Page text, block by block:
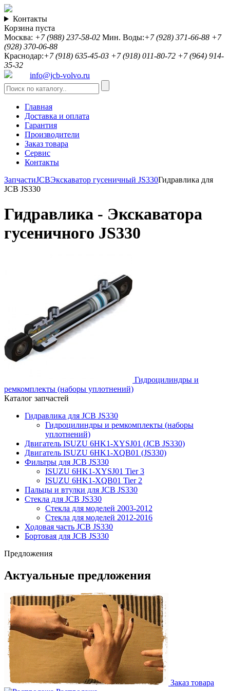
Контакты
Корзина пуста
Москва: +7 (988) 237-58-02 Мин. Воды:+7 (928) 371-66-88 +7
(928) 370-06-88
Краснодар:+7 (918) 635-45-03 +7 (918) 011-80-72 +7 (964) 914-
35-32
info@jcb-volvo.ru
Главная
Доставка и оплата
Гарантия
Производители
Заказ товара
Сервис
Контакты
ЗапчастиJCBЭкскаватор гусеничный JS330Гидравлика для
JCB JS330
Гидравлика - Экскаватора
гусеничного JS330
Гидроцилиндры и
ремкомплекты (наборы уплотнений)
Каталог запчастей
Гидравлика для JCB JS330
Гидроцилиндры и ремкомплекты (наборы
уплотнений)
Двигатель ISUZU 6HK1-XYSJ01 (JCB JS330)
Двигатель ISUZU 6HK1-XQB01 (JS330)
Фильтры для JCB JS330
ISUZU 6HK1-XYSJ01 Tier 3
ISUZU 6HK1-XQB01 Tier 2
Пальцы и втулки для JCB JS330
Стекла для JCB JS330
Стекла для моделей 2003-2012
Стекла для моделей 2012-2016
Ходовая часть JCB JS330
Бортовая для JCB JS330
Предложения
Актуальные предложения
Заказ товара